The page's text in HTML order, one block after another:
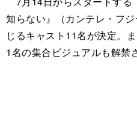
知らない』（カンテレ・フ
じるキャスト11名が決定。
1名の集合ビジュアルも解禁